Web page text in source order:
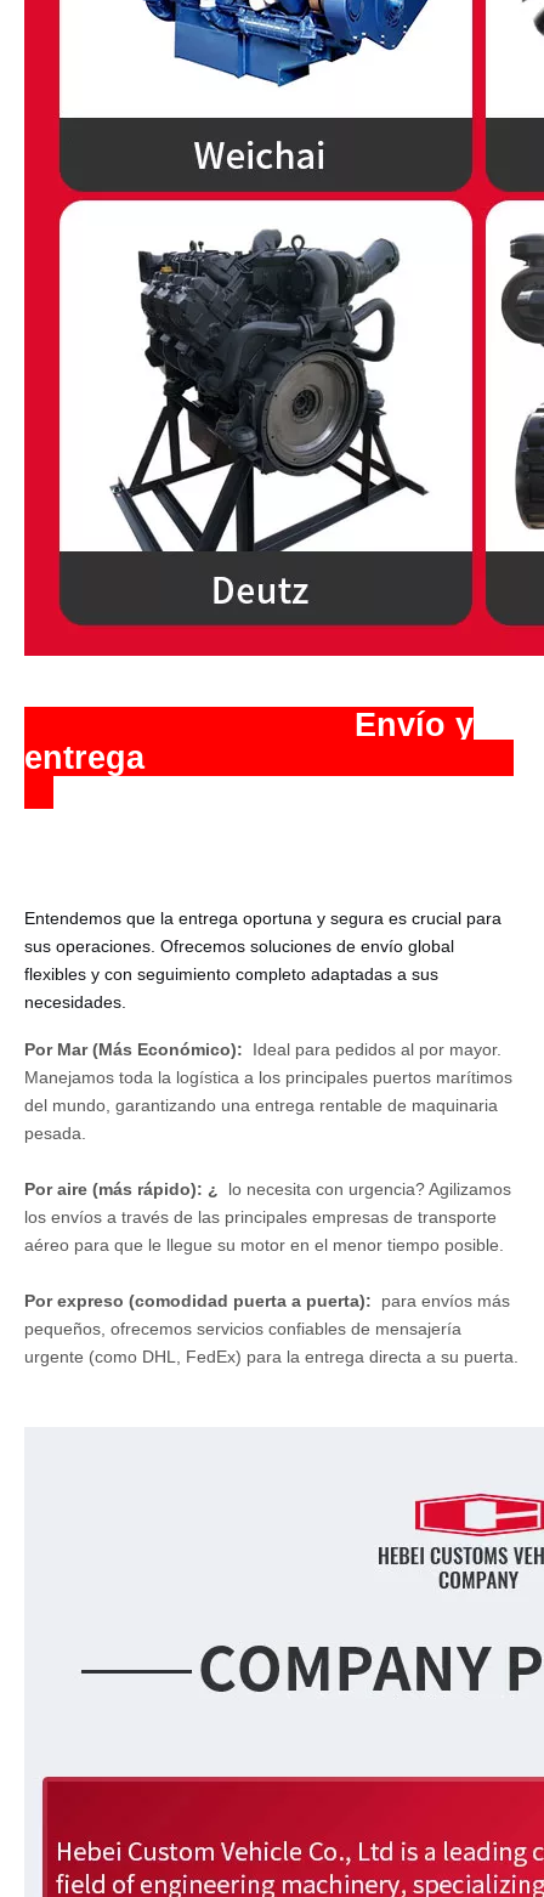
️ Envío y
entrega
Entendemos que la entrega oportuna y segura es crucial para
sus operaciones. Ofrecemos soluciones de envío global
flexibles y con seguimiento completo adaptadas a sus
necesidades.
Por Mar (Más Económico):
Ideal para pedidos al por mayor.
Manejamos toda la logística a los principales puertos marítimos
del mundo, garantizando una entrega rentable de maquinaria
pesada.
Por aire (más rápido): ¿
lo necesita con urgencia? Agilizamos
los envíos a través de las principales empresas de transporte
aéreo para que le llegue su motor en el menor tiempo posible.
Por expreso (comodidad puerta a puerta):
para envíos más
pequeños, ofrecemos servicios confiables de mensajería
urgente (como DHL, FedEx) para la entrega directa a su puerta.